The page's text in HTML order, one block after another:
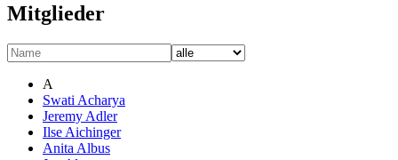
Mitglieder
A
Swati Acharya
Jeremy Adler
Ilse Aichinger
Anita Albus